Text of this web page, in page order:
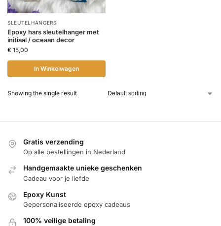
SLEUTELHANGERS
Epoxy hars sleutelhanger met
initiaal / oceaan decor
€ 15,00
In Winkelwagen
Showing the single result
Gratis verzending
Op alle bestellingen in Nederland
Handgemaakte unieke geschenken
Cadeau voor je liefde
Epoxy Kunst
Gepersonaliseerde epoxy cadeaus
100% veilige betaling